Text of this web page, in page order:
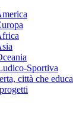
Sportiva
città che educa